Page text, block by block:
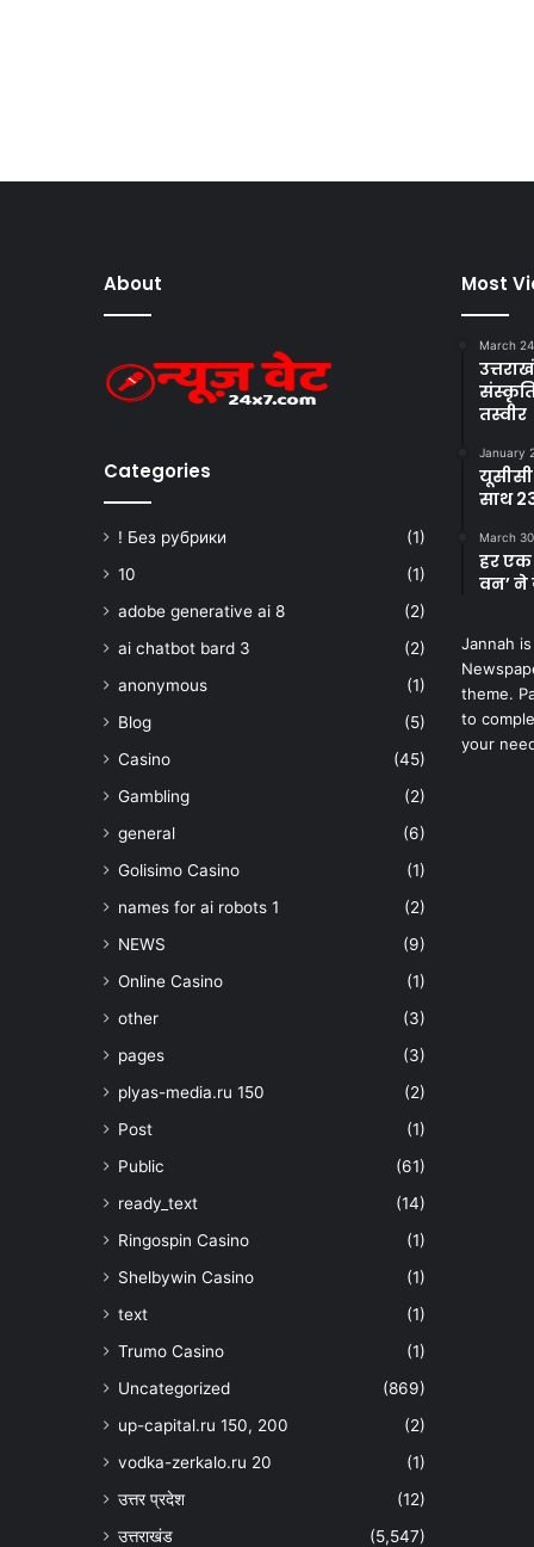
About
Categories
! Без рубрики
(1)
10
(1)
adobe generative ai 8
(2)
ai chatbot bard 3
(2)
anonymous
(1)
Blog
(5)
Casino
(45)
Gambling
(2)
general
(6)
Golisimo Casino
(1)
names for ai robots 1
(2)
NEWS
(9)
Online Casino
(1)
other
(3)
pages
(3)
plyas-media.ru 150
(2)
Post
(1)
Public
(61)
ready_text
(14)
Ringospin Casino
(1)
Shelbywin Casino
(1)
text
(1)
Trumo Casino
(1)
Uncategorized
(869)
up-capital.ru 150, 200
(2)
vodka-zerkalo.ru 20
(1)
उत्तर प्रदेश
(12)
उत्तराखंड
(5,547)
Most
March
तस्वीर
January
साथ
March
हर एक
वन’ ने
Jannah
theme.
to
your